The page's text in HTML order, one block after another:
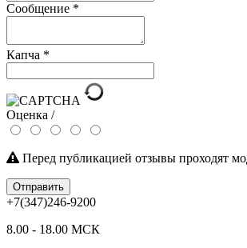
Сообщение *
Капча *
Оценка /
Перед публикацией отзывы проходят
Отправить
+7(347)246-9200
8.00 - 18.00 МСК